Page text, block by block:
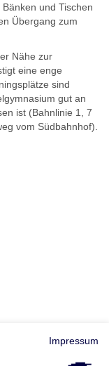
und Tischen
Übergang zum
Nähe zur
eine enge
sind
gut an
ist (Bahnlinie 1, 7
vom Südbahnhof).
Impressum